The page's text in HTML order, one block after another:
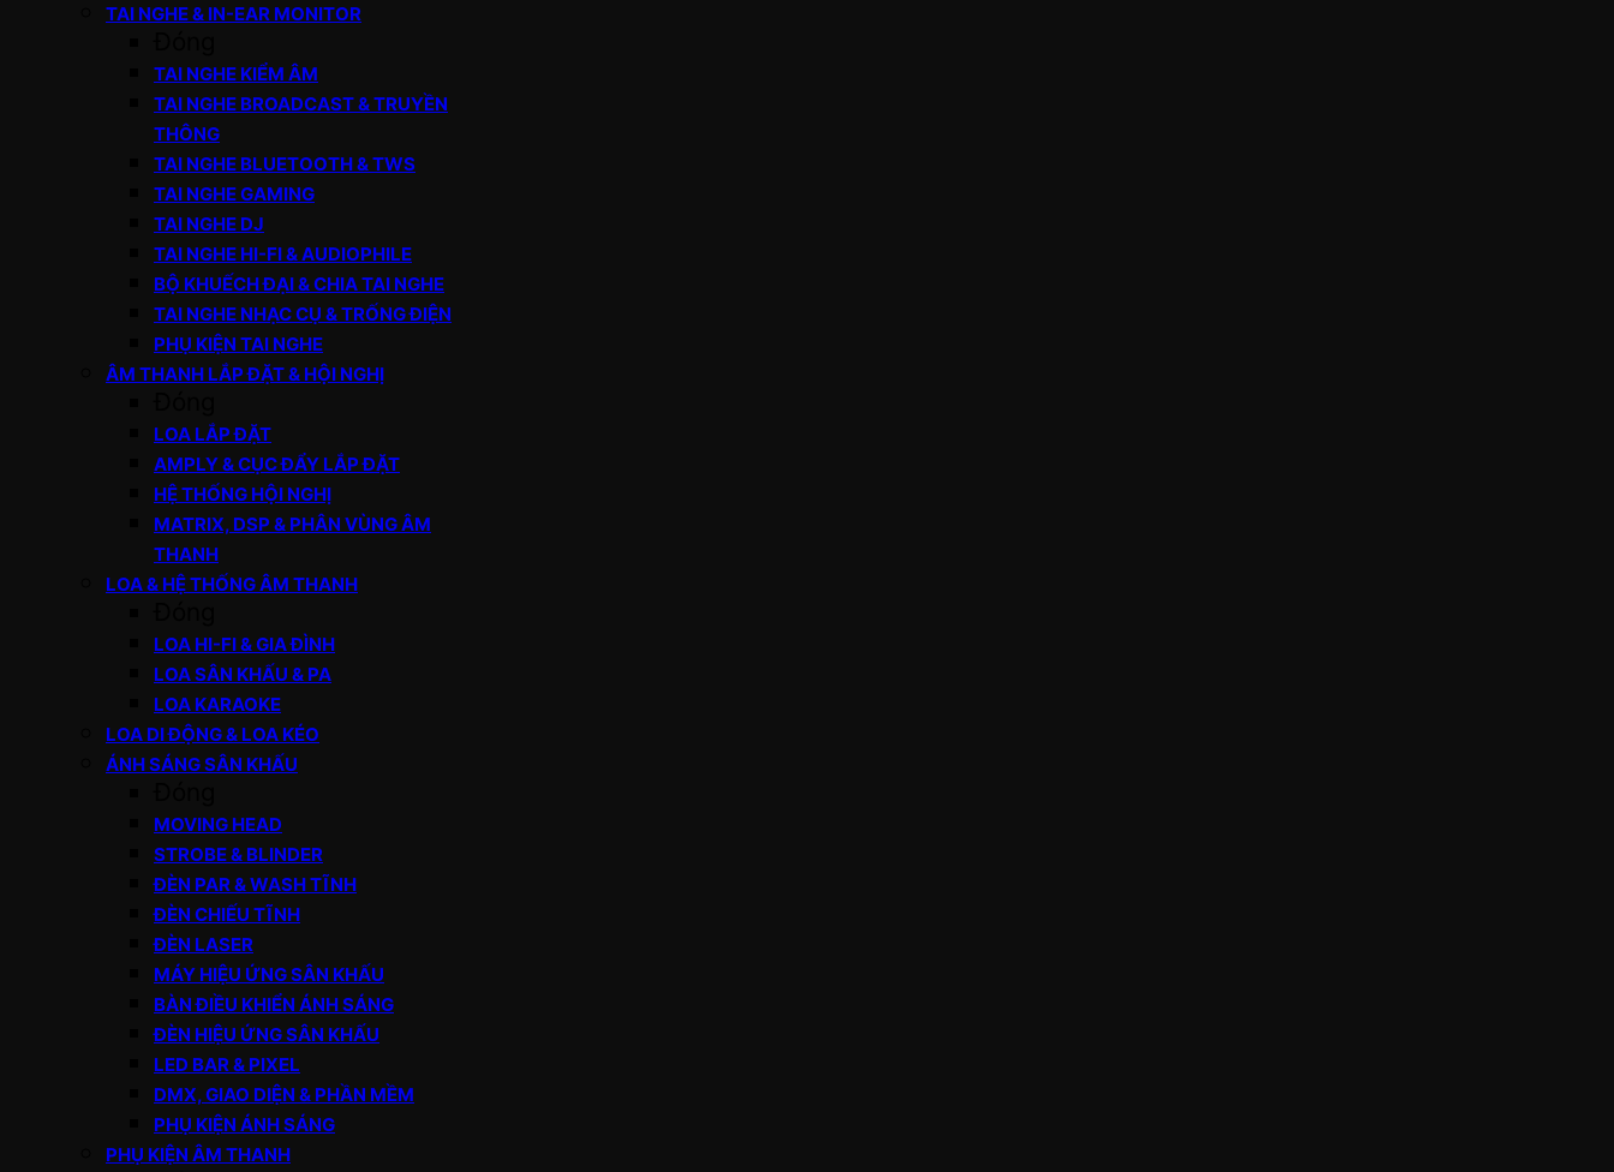
TAI NGHE & IN-EAR MONITOR
TAI NGHE KIỂM ÂM
TAI NGHE BROADCAST & TRUYỀN
THÔNG
TAI NGHE BLUETOOTH & TWS
TAI NGHE GAMING
TAI NGHE DJ
TAI NGHE HI-FI & AUDIOPHILE
BỘ KHUẾCH ĐẠI & CHIA TAI NGHE
TAI NGHE NHẠC CỤ & TRỐNG ĐIỆN
PHỤ KIỆN TAI NGHE
ÂM THANH LẮP ĐẶT & HỘI NGHỊ
LOA LẮP ĐẶT
AMPLY & CỤC ĐẨY LẮP ĐẶT
HỆ THỐNG HỘI NGHỊ
MATRIX, DSP & PHÂN VÙNG ÂM
THANH
LOA & HỆ THỐNG ÂM THANH
LOA HI-FI & GIA ĐÌNH
LOA SÂN KHẤU & PA
LOA KARAOKE
LOA DI ĐỘNG & LOA KÉO
ÁNH SÁNG SÂN KHẤU
MOVING HEAD
STROBE & BLINDER
ĐÈN PAR & WASH TĨNH
ĐÈN CHIẾU TĨNH
ĐÈN LASER
MÁY HIỆU ỨNG SÂN KHẤU
BÀN ĐIỀU KHIỂN ÁNH SÁNG
ĐÈN HIỆU ỨNG SÂN KHẤU
LED BAR & PIXEL
DMX, GIAO DIỆN & PHẦN MỀM
PHỤ KIỆN ÁNH SÁNG
PHỤ KIỆN ÂM THANH